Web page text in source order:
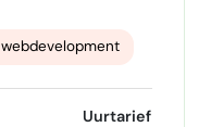
webdevelopment
Uurtarief